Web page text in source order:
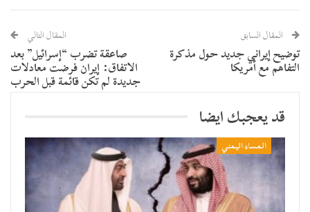
المقال السابق
توضيح إيراني جديد حول مذكرة
التفاهم مع أمريكا
المقال التالي
صاعقة تضرب “إسرائيل” بعد
الاتفاق: إيران فرضت معادلات
جديدة لم تكن قائمة قبل الحرب
قد يعجبك ايضا
المساء اليمني